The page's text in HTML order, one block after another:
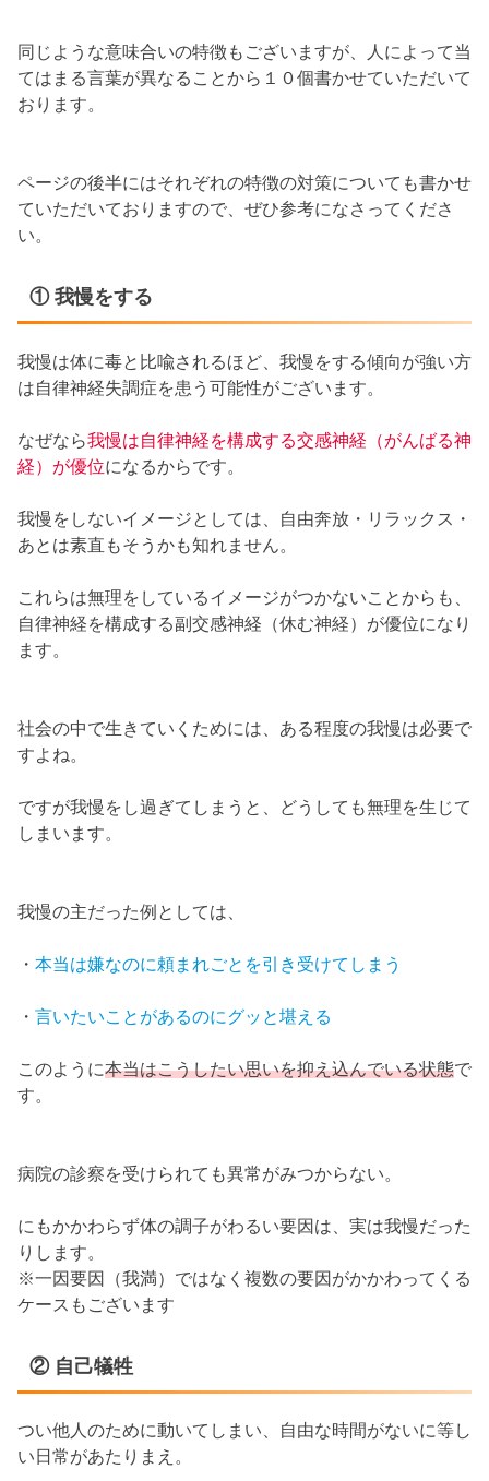
同じような意味合いの特徴もございますが、人によって当
てはまる言葉が異なることから１０個書かせていただいて
おります。
ページの後半にはそれぞれの特徴の対策についても書かせ
ていただいておりますので、ぜひ参考になさってくださ
い。
① 我慢をする
我慢は体に毒と比喩されるほど、我慢をする傾向が強い方
は自律神経失調症を患う可能性がございます。
なぜなら我慢は自律神経を構成する交感神経（がんばる神
経）が優位になるからです。
我慢をしないイメージとしては、自由奔放・リラックス・
あとは素直もそうかも知れません。
これらは無理をしているイメージがつかないことからも、
自律神経を構成する副交感神経（休む神経）が優位になり
ます。
社会の中で生きていくためには、ある程度の我慢は必要で
すよね。
ですが我慢をし過ぎてしまうと、どうしても無理を生じて
しまいます。
我慢の主だった例としては、
・ 本当は嫌なのに頼まれごとを引き受けてしまう
・ 言いたいことがあるのにグッと堪える
このように本当はこうしたい思いを抑え込んでいる状態で
す。
病院の診察を受けられても異常がみつからない。
にもかかわらず体の調子がわるい要因は、実は我慢だった
りします。
※一因要因（我満）ではなく複数の要因がかかわってくる
ケースもございます
② 自己犠牲
つい他人のために動いてしまい、自由な時間がないに等し
い日常があたりまえ。